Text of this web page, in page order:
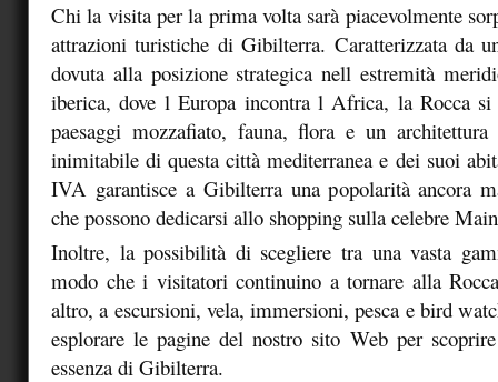
Chi la visita per la prima volta sarà piacevolmente
attrazioni turistiche di Gibilterra. Caratterizzata da
dovuta alla posizione strategica nell estremità
iberica, dove l Europa incontra l Africa, la Rocca
paesaggi mozzafiato, fauna, flora e un
inimitabile di questa città mediterranea e dei suoi
IVA garantisce a Gibilterra una popolarità ancora
che possono dedicarsi allo shopping sulla celebre
Inoltre, la possibilità di scegliere tra una vasta
modo che i visitatori continuino a tornare alla
altro, a escursioni, vela, immersioni, pesca e bird
esplorare le pagine del nostro sito Web per
essenza di Gibilterra.